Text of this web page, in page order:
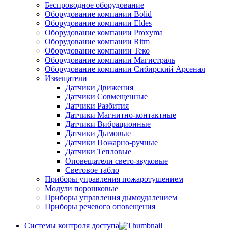
Беспроводное оборудование
Оборудование компании Bolid
Оборудование компании Eldes
Оборудование компании Proxyma
Оборудование компании Ritm
Оборудование компании Теко
Оборудование компании Магистраль
Оборудование компании Сибирский Арсенал
Извещатели
Датчики Движения
Датчики Совмещенные
Датчики Разбития
Датчики Магнитно-контактные
Датчики Вибрационные
Датчики Дымовые
Датчики Пожарно-ручные
Датчики Тепловые
Оповещатели свето-звуковые
Световое табло
Приборы управления пожаротушением
Модули порошковые
Приборы управления дымоудалением
Приборы речевого оповещения
Системы контроля доступа